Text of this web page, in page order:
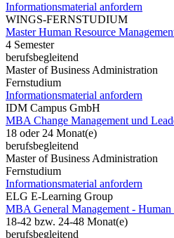
Informationsmaterial anfordern
WINGS-FERNSTUDIUM
Master Human Resource
4 Semester
berufsbegleitend
Master of Business Administration
Fernstudium
Informationsmaterial anfordern
IDM Campus GmbH
MBA Change Management und
18 oder 24 Monat(e)
berufsbegleitend
Master of Business Administration
Fernstudium
Informationsmaterial anfordern
ELG E-Learning Group
MBA General Management - Human
18-42 bzw. 24-48 Monat(e)
berufsbegleitend